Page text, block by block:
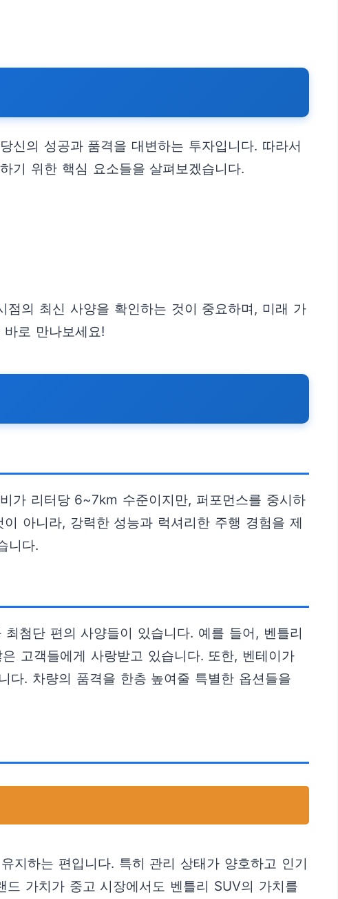
신의 성공과 품격을 대변하는 투자입니다. 따라서
기 위한 핵심 요소들을 살펴보겠습니다.
의 최신 사양을 확인하는 것이 중요하며, 미래 가
로 만나보세요!
가 리터당 6~7km 수준이지만, 퍼포먼스를 중시하
아니라, 강력한 성능과 럭셔리한 주행 경험을 제
니다.
첨단 편의 사양들이 있습니다. 예를 들어, 벤틀리
고객들에게 사랑받고 있습니다. 또한, 벤테이가
다. 차량의 품격을 한층 높여줄 특별한 옵션들을
지하는 편입니다. 특히 관리 상태가 양호하고 인기
가치가 중고 시장에서도 벤틀리 SUV의 가치를